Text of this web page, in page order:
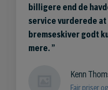
billigere end de
service vurderede
bremseskiver godt
mere.
Kenn
Fair priser